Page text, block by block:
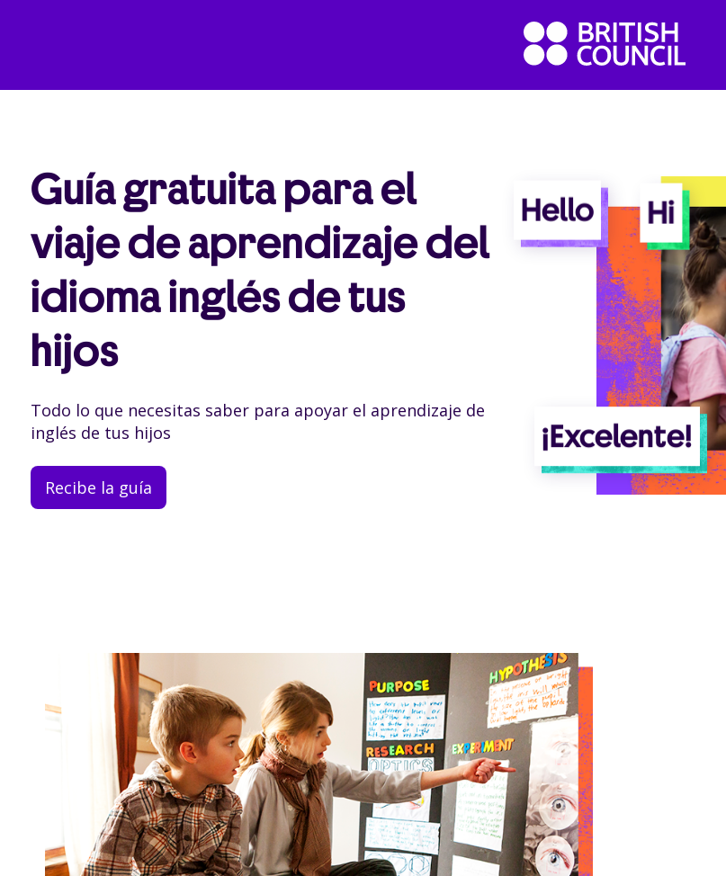
Guía gratuita para el
viaje de aprendizaje del
idioma inglés de tus
hijos
Todo lo que necesitas saber para apoyar el aprendizaje de
inglés de tus hijos
Recibe la guía
Hello Hi
¡Excelente!